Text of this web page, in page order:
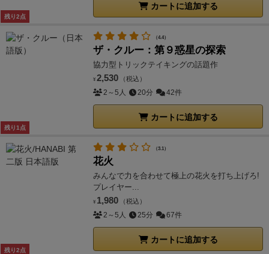
残り2点
カートに追加する
残り1点
（4.4）
ザ・クルー：第９惑星の探索
協力型トリックテイキングの話題作
¥ 2,530 （税込）
2～5人 20分 42件
カートに追加する
残り2点
（3.1）
花火
みんなで力を合わせて極上の花火を打ち上げろ!
プレイヤー...
¥ 1,980 （税込）
2～5人 25分 67件
カートに追加する